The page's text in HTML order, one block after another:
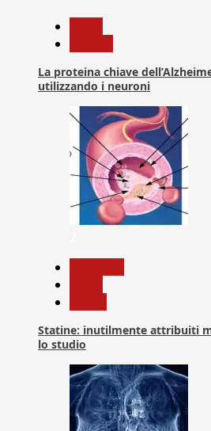
La proteina chiave
utilizzando i neuroni
Statine: inutilmente attribuiti
lo studio